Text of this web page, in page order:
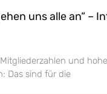
uns alle an“ –
und hohe
Das sind für die